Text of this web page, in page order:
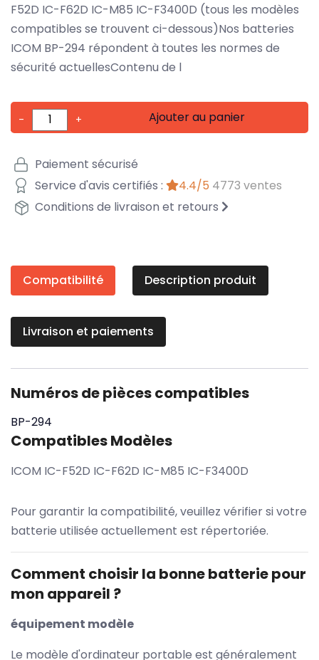
F52D IC-F62D IC-M85 IC-F3400D (tous les modèles
compatibles se trouvent ci-dessous)Nos batteries
ICOM BP-294 répondent à toutes les normes de
sécurité actuellesContenu de l
- + Ajouter au panier
Paiement sécurisé
Service d'avis certifiés :
4.4/5 4773 ventes
Conditions de livraison et retours
Compatibilité Description produit
Livraison et paiements
Numéros de pièces compatibles
BP-294
Compatibles Modèles
ICOM IC-F52D IC-F62D IC-M85 IC-F3400D
Pour garantir la compatibilité, veuillez vérifier si votre
batterie utilisée actuellement est répertoriée.
Comment choisir la bonne batterie pour
mon appareil ?
équipement modèle
Le modèle d'ordinateur portable est généralement